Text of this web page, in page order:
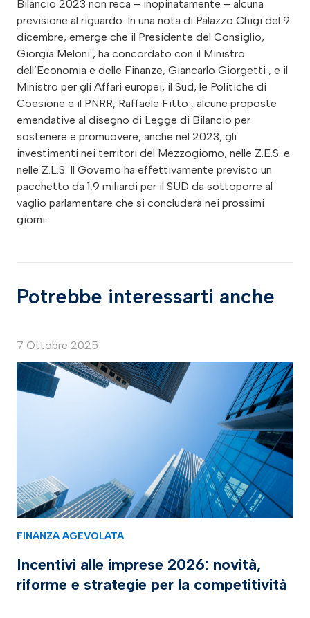
Bilancio 2023 non reca – inopinatamente – alcuna
previsione al riguardo. In una nota di Palazzo Chigi del 9
dicembre, emerge che il Presidente del Consiglio,
Giorgia Meloni , ha concordato con il Ministro
dell’Economia e delle Finanze, Giancarlo Giorgetti , e il
Ministro per gli Affari europei, il Sud, le Politiche di
Coesione e il PNRR, Raffaele Fitto , alcune proposte
emendative al disegno di Legge di Bilancio per
sostenere e promuovere, anche nel 2023, gli
investimenti nei territori del Mezzogiorno, nelle Z.E.S. e
nelle Z.L.S. Il Governo ha effettivamente previsto un
pacchetto da 1,9 miliardi per il SUD da sottoporre al
vaglio parlamentare che si concluderà nei prossimi
giorni.
Potrebbe interessarti anche
7 Ottobre 2025
FINANZA AGEVOLATA
Incentivi alle imprese 2026: novità,
riforme e strategie per la competitività